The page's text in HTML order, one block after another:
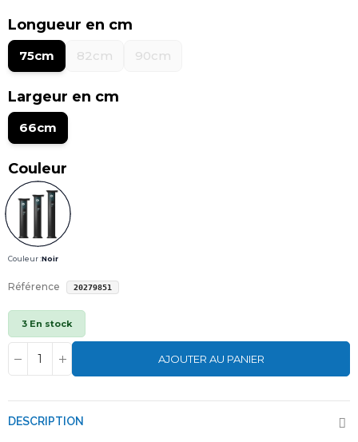
Longueur en cm
75cm 82cm 90cm
Largeur en cm
66cm
Couleur
Couleur :Noir
Référence 20279851
3 En stock
AJOUTER AU PANIER
DESCRIPTION